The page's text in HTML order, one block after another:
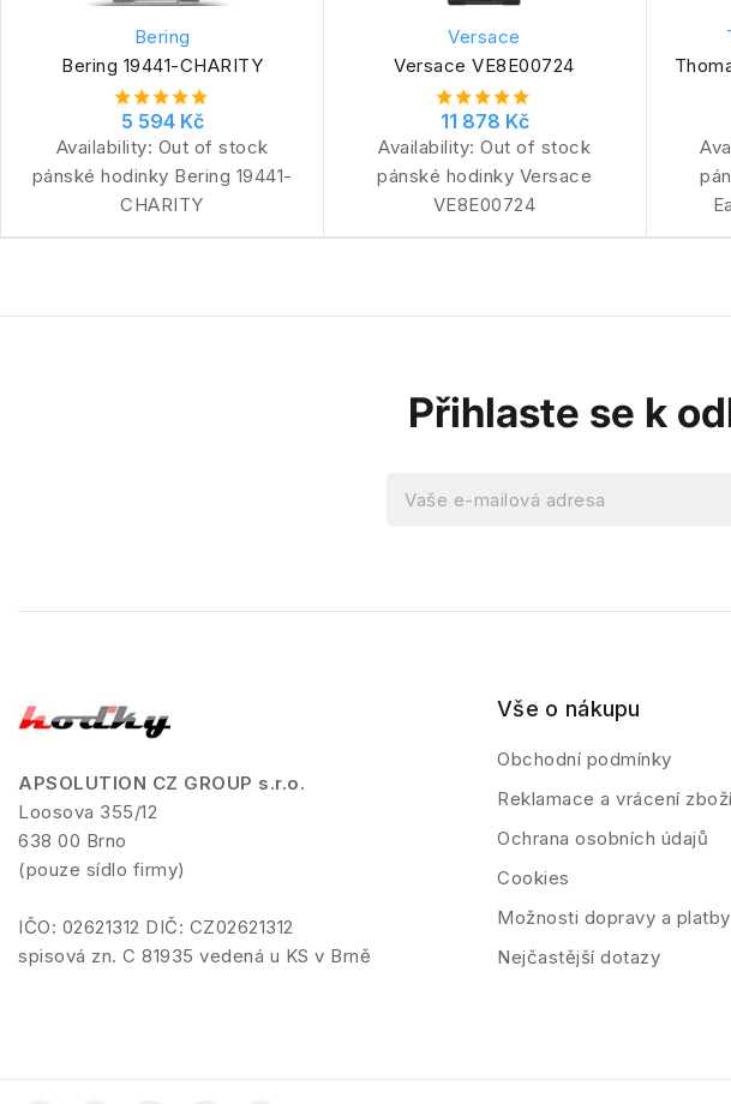
Bering
Bering 19441-CHARITY
5 594 Kč
Availability: Out of stock
pánské hodinky Bering 19441-
CHARITY
Versace
Versace VE8E00724
11 878 Kč
Availability:Out of stock
pánské hodinky Versace
VE8E00724
Přihlaste se k
APSOLUTION CZ GROUP s.r.o.
Loosova 355/12
638 00 Brno
(pouze sídlo firmy)
IČO: 02621312 DIČ: CZ02621312
spisová zn. C 81935 vedená u KS v Brně
Vše o nákupu
Obchodní podmínky
Reklamace a vrácení zboží
Ochrana osobních údajů
Cookies
Možnosti dopravy a platby
Nejčastější dotazy